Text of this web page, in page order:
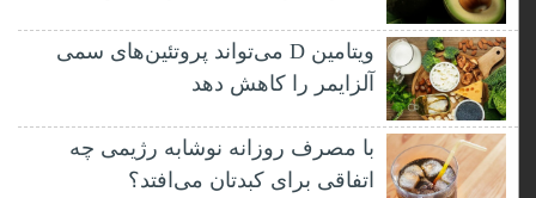
ویتامین D می‌تواند پروتئین‌های سمی
آلزایمر را کاهش دهد
با مصرف روزانه نوشابه رژیمی چه
اتفاقی برای کبدتان می‌افتد؟